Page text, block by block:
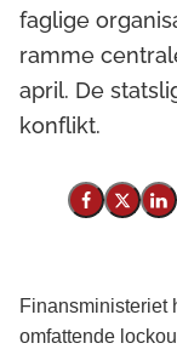
faglige
ramme
april. De
konflikt.
Del påDel på
Finansministeriet
omfattende